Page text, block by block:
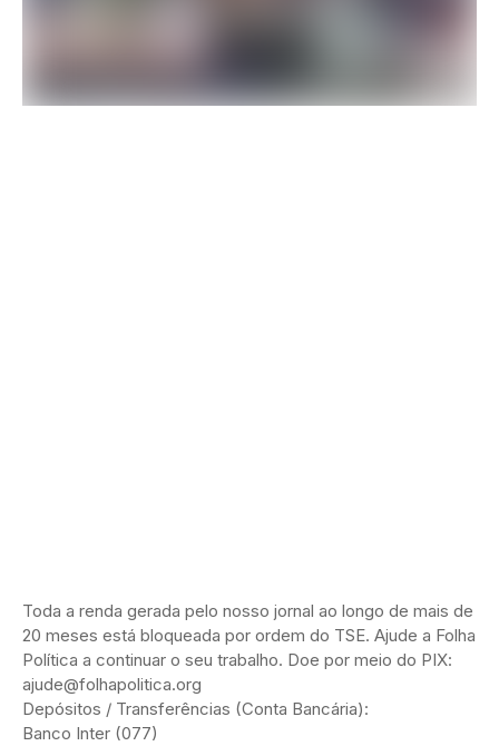
Toda a renda gerada pelo nosso jornal ao longo de mais de
20 meses está bloqueada por ordem do TSE. Ajude a Folha
Política a continuar o seu trabalho. Doe por meio do PIX:
ajude@folhapolitica.org
Depósitos / Transferências (Conta Bancária):
Banco Inter (077)